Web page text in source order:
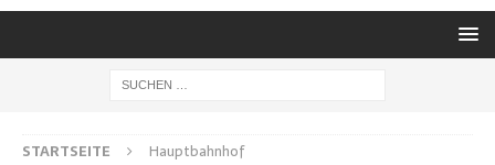
STARTSEITE Hauptbahnhof